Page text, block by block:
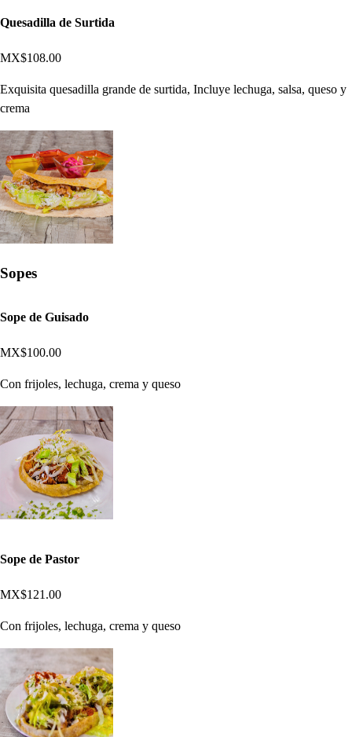
Quesadilla de Surtida
MX$108.00
Exquisita quesadilla grande de surtida, Incluye lechuga, salsa, queso y
crema
Sopes
Sope de Guisado
MX$100.00
Con frijoles, lechuga, crema y queso
Sope de Pastor
MX$121.00
Con frijoles, lechuga, crema y queso